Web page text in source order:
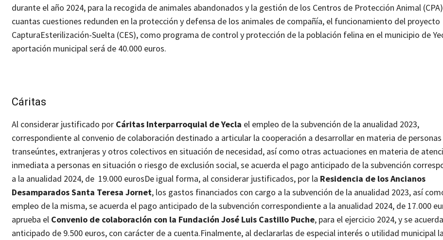
durante el año 2024, para la recogida de animales abandonados y la gestión de los Centros de Protección Animal
cuantas cuestiones redunden en la protección y defensa de los animales de compañía, el funcionamiento del proyecto
CapturaEsterilización-Suelta (CES), como programa de control y protección de la población felina en el municipio de
aportación municipal será de 40.000 euros.
Cáritas
Al considerar justificado por Cáritas Interparroquial de Yecla el empleo de la subvención de la anualidad 2023,
correspondiente al convenio de colaboración destinado a articular la cooperación a desarrollar en materia de personas
transeúntes, extranjeras y otros colectivos en situación de necesidad, así como otras actuaciones en materia de
inmediata a personas en situación o riesgo de exclusión social, se acuerda el pago anticipado de la subvención
a la anualidad 2024, de 19.000 eurosDe igual forma, al considerar justificados, por la Residencia de los Ancianos
Desamparados Santa Teresa Jornet, los gastos financiados con cargo a la subvención de la anualidad 2023, así
empleo de la misma, se acuerda el pago anticipado de la subvención correspondiente a la anualidad 2024, de 17.000
aprueba el Convenio de colaboración con la Fundación José Luis Castillo Puche, para el ejercicio 2024, y se
anticipado de 9.500 euros, con carácter de a cuenta.Finalmente, al declararlas de especial interés o utilidad municipal